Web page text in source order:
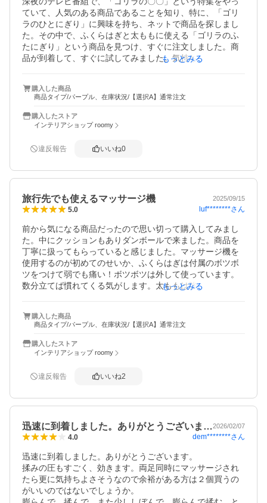
ていて、人気のある商品であることを知り、特に、「ゴリ
ラのひとにぎり」に興味を持ち、ネットで商品を探しまし
た。その中で、ふくらはぎと太ももに使える「ゴリラのふ
たにぎり」という商品を見つけ、すぐに注文しました。商
品が到着して、すぐに試してみました。気持ちは良いので
なことですが、疲れた時には、いつも使うことになります
ね。
もっとみる
購入した商品
商品タイプ/パープル、在庫状況/【選択A】通常注文
購入したストア
インテリアショップ roomy
違反報告 いいね0
旅行先でも使えるマッサージ機 2025/09/15
5.0 luf********さん
前から気になる商品だったので思い切って購入してみまし
た。中にクッションもありダンボールで来ました。商品を
丁寧に扱ってもらっていると感じました。マッサージ機を
使用するのが初めてのせいか、ふくらはぎは付属のボツボ
ツをつけて弱でも痛い！ボツボツは外して使っています。
数分立てば慣れてくる気がします。太ももは強でも使えそ
た後にもがさばらず使えそうです。
もっとみる
購入した商品
商品タイプ/パープル、在庫状況/【選択A】通常注文
購入したストア
インテリアショップ roomy
違反報告 いいね2
迅速に到着しました。ありがとうございま…2026/02/07
4.0 dem********さん
迅速に到着しました。ありがとうございます。
揉みの圧もすごく、効きます。両足同時にマッサージされ
たら更に気持ちよさそうなので余裕がある方は２個買うの
がいいのではないでしょうか。